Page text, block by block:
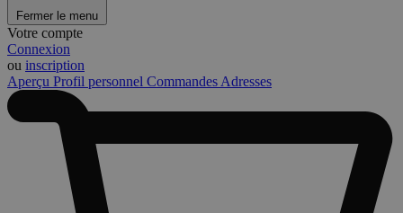
Fermer le menu
Votre compte
Connexion
ou inscription
Aperçu Profil personnel Commandes Adresses